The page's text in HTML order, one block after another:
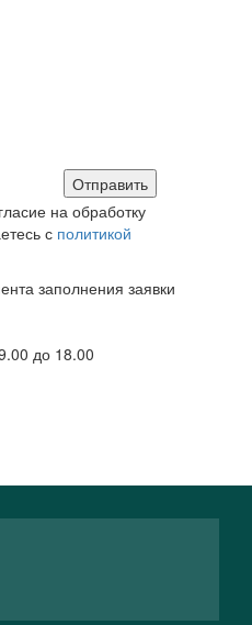
Отправить
на обработку
с политикой
заполнения заявки
до 18.00